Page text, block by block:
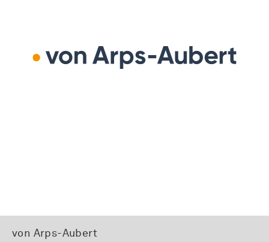
von Arps-Aubert